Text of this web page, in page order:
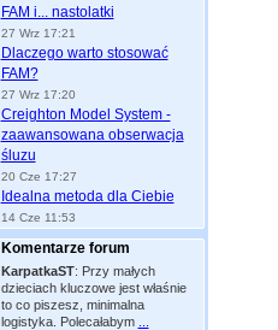
FAM i... nastolatki
27 Wrz 17:21
Dlaczego warto stosować
FAM?
27 Wrz 17:20
Creighton Model System -
zaawansowana obserwacja
śluzu
20 Cze 17:27
Idealna metoda dla Ciebie
14 Cze 11:53
Komentarze forum
KarpatkaST: Przy małych
dzieciach kluczowe jest właśnie
to co piszesz, minimalna
logistyka. Polecałabym